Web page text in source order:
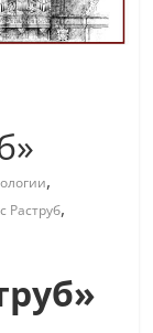
,
Раструб,